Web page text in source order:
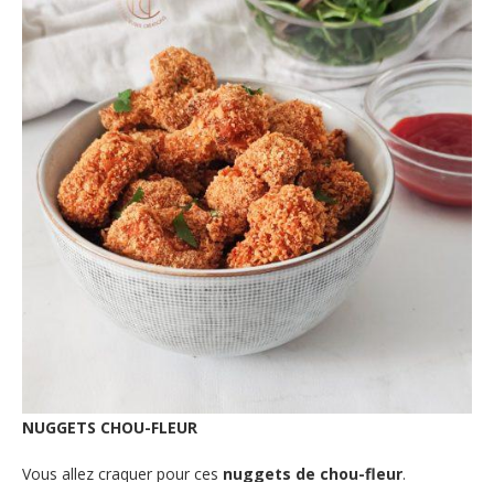
NUGGETS CHOU-FLEUR
Vous allez craquer pour ces nuggets de chou-fleur.